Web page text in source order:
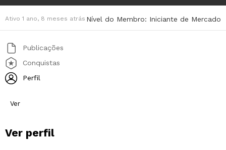
Nível do Membro: Iniciante de Mercado
Ativo 1 ano, 8 meses atrás
Publicações
Conquistas
Perfil
Ver
Ver perfil